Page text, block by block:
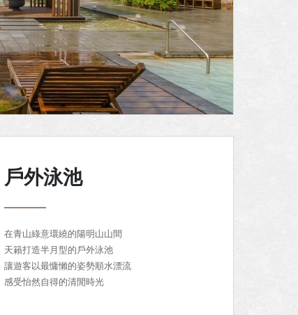
戶外泳池
在青山綠意環繞的陽明山山間
天籟打造半月型的戶外泳池
讓遊客以最慵懶的姿勢順水漂流
感受怡然自得的清閒時光